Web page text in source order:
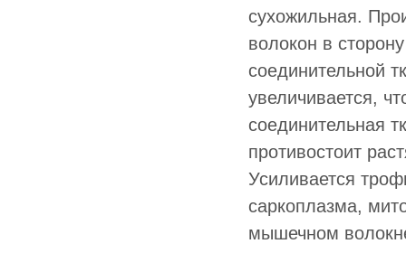
сухожильная.
волокон в
соединительной
увеличивается,
соединительная
противостоит
Усиливается
саркоплазма,
мышечном